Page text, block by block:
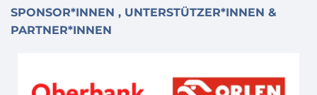
SPONSOR*INNEN , UNTERSTÜTZER*INNEN &
PARTNER*INNEN